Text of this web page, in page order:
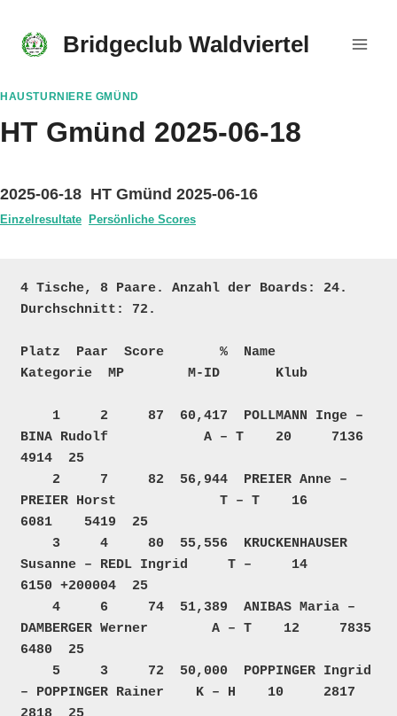
content
Bridgeclub Waldviertel
HAUSTURNIERE GMÜND
HT Gmünd 2025-06-18
2025-06-18 HT Gmünd 2025-06-16
Einzelresultate Persönliche Scores
4 Tische, 8 Paare. Anzahl der Boards: 24.
Durchschnitt: 72.
Platz  Paar  Score       %  Name
Kategorie  MP        M-ID       Klub
BINA Rudolf            A – T    20     7136
4914  25
PREIER Horst             T – T    16
6081    5419  25
Susanne – REDL Ingrid     T –     14
6150 +200004  25
DAMBERGER Werner        A – T    12     7835
6480  25
– POPPINGER Rainer    K – H    10     2817